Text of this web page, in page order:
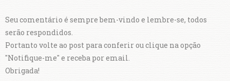
Seu comentário é sempre bem-vindo e lembre-se, todos
serão respondidos.
Portanto volte ao post para conferir ou clique na opção
"Notifique-me" e receba por email.
Obrigada!